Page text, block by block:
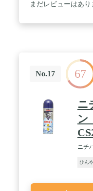
まだレビューはあり
No.17 67
ニ
ン
ニチ
ひん